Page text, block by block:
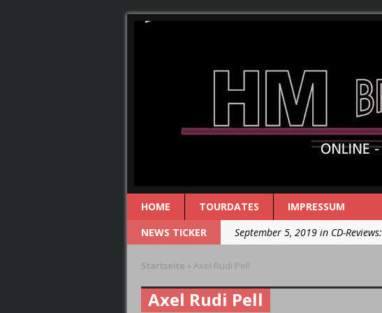
HOME TOURDATES
IMPRESSUM
NEWS TICKER
September 5, 2019 in CD-Reviews:
August 25, 2019 in CD-Reviews:
Startseite » Axel Rudi Pell
Axel Rudi Pell